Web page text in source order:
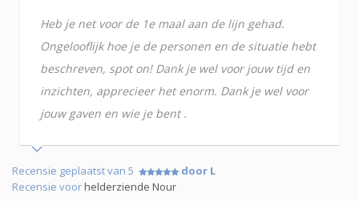
Heb je net voor de 1e maal aan de lijn gehad.
Ongelooflijk hoe je de personen en de situatie hebt
beschreven, spot on! Dank je wel voor jouw tijd en
inzichten, apprecieer het enorm. Dank je wel voor
jouw gaven en wie je bent .
Recensie geplaatst van 5
door L
Recensie voorhelderziende Nour